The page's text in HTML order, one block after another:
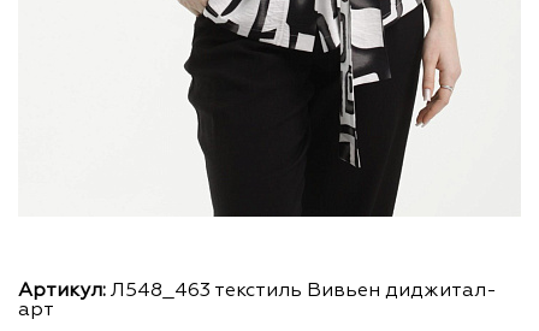
Артикул: Л548_463 текстиль Вивьен диджитал-
арт